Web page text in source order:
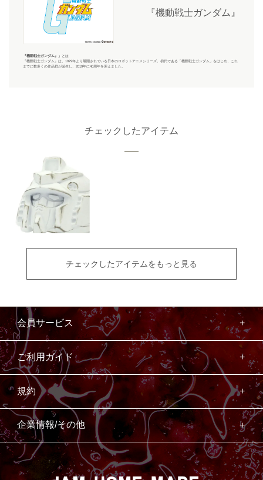
『機動戦士ガンダム』
『機動戦士ガンダム』 」 とは
『機動戦士ガンダム』 は、1979年より展開されている日本のロボットアニメシリーズ。初代である「機動戦士ガンダム」をはじめ、これ
までに数多くの作品群が誕生し、2019年に40周年を迎えました。
チェックしたアイテム
チェックしたアイテムをもっと見る
会員サービス
ご利用ガイド
規約
企業情報/その他